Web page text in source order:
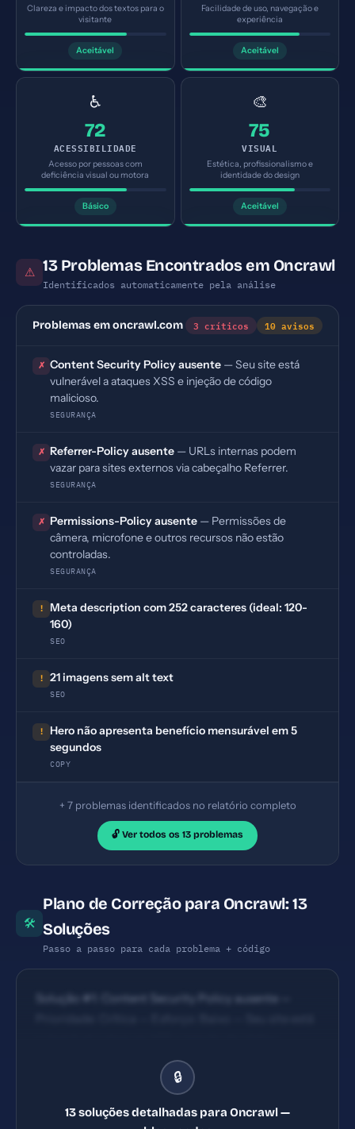
Clareza e impacto dos textos para o
visitante
Aceitável
Facilidade de uso, navegação e
experiência
Aceitável
♿
72
ACESSIBILIDADE
Acesso por pessoas com
deficiência visual ou motora
Básico
🎨
75
VISUAL
Estética, profissionalismo e
identidade do design
Aceitável
⚠ 13 Problemas Encontrados em Oncrawl
Identificados automaticamente pela análise
Problemas em oncrawl.com 3 críticos 10 avisos
✗ Content Security Policy ausente — Seu site está
vulnerável a ataques XSS e injeção de código
malicioso.
SEGURANÇA
✗ Referrer-Policy ausente — URLs internas podem
vazar para sites externos via cabeçalho Referrer.
SEGURANÇA
✗ Permissions-Policy ausente — Permissões de
câmera, microfone e outros recursos não estão
controladas.
SEGURANÇA
!
Meta description com 252 caracteres (ideal: 120-
160)
SEO
! 21 imagens sem alt text
SEO
!
Hero não apresenta benefício mensurável em 5
segundos
COPY
+ 7 problemas identificados no relatório completo
🔓 Ver todos os 13 problemas
🛠
Plano de Correção para Oncrawl: 13
Soluções
Passo a passo para cada problema + código
Solução #1: Content Security Policy ausente —
malicioso. — Solução #2: Referrer-Policy ausente —
Prioridade: Crítica — Esforço: Baixo — URLs
cabeçalho Referrer. — Solução #4: Meta description
🔒
13 soluções detalhadas para Oncrawl —